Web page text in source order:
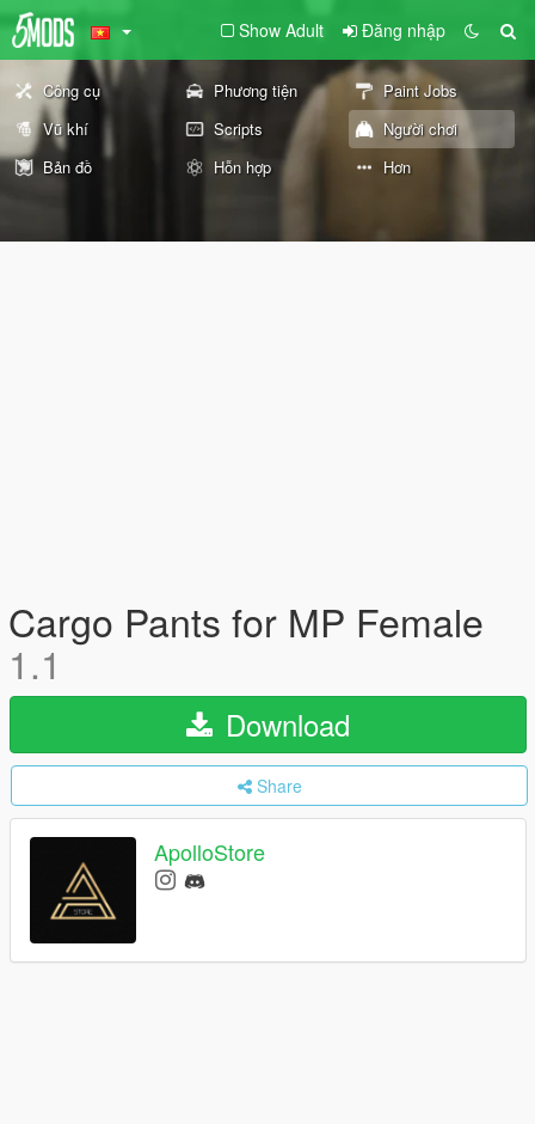
Show Adult Đăng nhập
Công cụ Phương tiện
Paint Jobs
Vũ khí
Scripts
Người chơi
Bản đồ
Hỗn hợp Hơn
Cargo Pants for MP Female
1.1
Download
Share
ApolloStore